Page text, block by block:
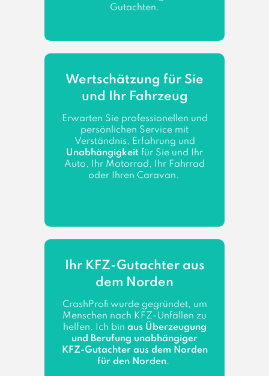
Gutachten.
Wertschätzung für Sie
und Ihr Fahrzeug
Erwarten Sie professionellen und
persönlichen Service mit
Verständnis, Erfahrung und
Unabhängigkeit für Sie und Ihr
Auto, Ihr Motorrad, Ihr Fahrrad
oder Ihren Caravan.
Ihr KFZ-Gutachter aus
dem Norden
CrashProfi wurde gegründet, um
Menschen nach KFZ-Unfällen zu
helfen. Ich bin aus Überzeugung
und Berufung unabhängiger
KFZ-Gutachter aus dem Norden
für den Norden.